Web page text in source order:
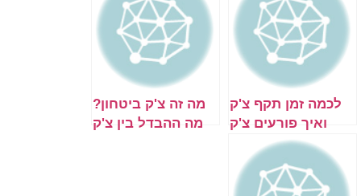
לכמה זמן תקף צ'ק
ואיך פורעים צ'ק
אחרי כמה שנים?
מה זה צ'ק ביטחון?
מה ההבדל בין צ'ק